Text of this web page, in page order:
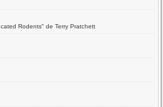
Rodents" de Terry Pratchett